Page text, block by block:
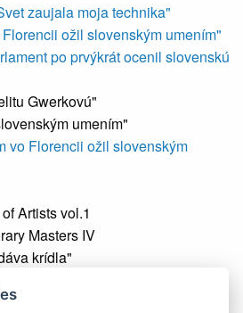
zaujala moja technika"
ožil slovenským umením"
po prvýkrát ocenil slovenskú
Gwerkovú"
umením"
vo Florencii ožil slovenským
Artists vol.1
Masters IV
krídla"
na zamyslenie i pohladenie"
starými Slovanmi vystavia v